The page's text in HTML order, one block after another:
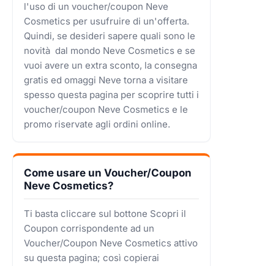
l'uso di un voucher/coupon Neve
Cosmetics per usufruire di un'offerta.
Quindi, se desideri sapere quali sono le
novità dal mondo Neve Cosmetics e se
vuoi avere un extra sconto, la consegna
gratis ed omaggi Neve torna a visitare
spesso questa pagina per scoprire tutti i
voucher/coupon Neve Cosmetics e le
promo riservate agli ordini online.
Come usare un Voucher/Coupon
Neve Cosmetics?
Ti basta cliccare sul bottone Scopri il
Coupon corrispondente ad un
Voucher/Coupon Neve Cosmetics attivo
su questa pagina; così copierai